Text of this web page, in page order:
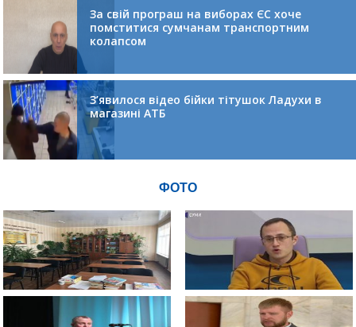
За свій програш на виборах ЄС хоче
помститися сумчанам транспортним
колапсом
З’явилося відео бійки тітушок Ладухи в
магазині АТБ
ФОТО